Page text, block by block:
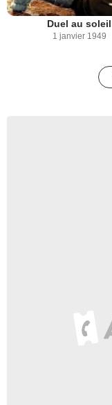
Duel au soleil
1 janvier 1949